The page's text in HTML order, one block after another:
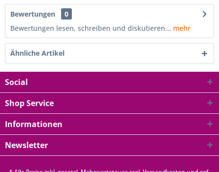
Bewertungen
0
Bewertungen lesen, schreiben und diskutieren... mehr
Ähnliche Artikel
Social
Shop Service
Informationen
Newsletter